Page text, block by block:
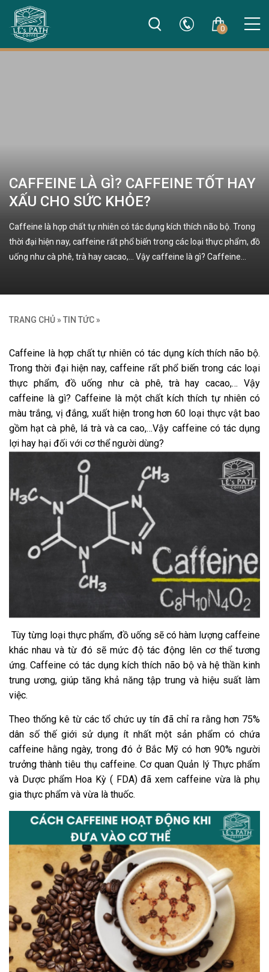
0
CAFFEINE LÀ GÌ? CAFFEINE TỐT HAY
XẤU CHO SỨC KHỎE?
Caffeine là hợp chất tự nhiên có tác dụng kích thích não bộ. Trong
thời đại hiện nay, caffeine rất phổ biến trong các loại thực phẩm, đồ
uống như cà phê, trà hay cacao,… Vậy caffeine là gì? Caffeine…
TRANG CHỦ » TIN TỨC »
Caffeine là hợp chất tự nhiên có tác dụng kích thích não bộ.
Trong thời đại hiện nay, caffeine rất phổ biến trong các loại
thực phẩm, đồ uống như cà phê, trà hay cacao,… Vậy
caffeine là gì? Caffeine là một chất kích thích tự nhiên có
màu trắng, vị đắng, xuất hiện trong hơn 60 loại thực vật bao
gồm hạt cà phê, lá trà và ca cao,…Vậy caffeine có tác dụng
lợi hay hại đối với cơ thể người dùng?
Tùy từng loại thực phẩm, đồ uống sẽ có hàm lượng caffeine
khác nhau và từ đó sẽ mức độ tác động lên cơ thể tương
ứng. Caffeine có tác dụng kích thích não bộ và hệ thần kinh
trung ương, giúp tăng khả năng tập trung và hiệu suất làm
việc.
Theo thống kê từ các tổ chức uy tín đã chỉ ra rằng hơn 75%
dân số thế giới sử dụng ít nhất một sản phẩm có chứa
caffeine hằng ngày, trong đó ở Bắc Mỹ có hơn 90% người
trưởng thành tiêu thụ caffeine. Cơ quan Quản lý Thực phẩm
và Dược phẩm Hoa Kỳ ( FDA) đã xem caffeine vừa là phụ
gia thực phẩm và vừa là thuốc.